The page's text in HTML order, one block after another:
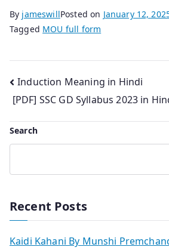
By jameswillPosted on January 12,
Tagged MOU full form
Post
navigation
Induction Meaning in Hindi
[PDF] SSC GD Syllabus 2023 in
Search
Recent Posts
Kaidi Kahani By Munshi